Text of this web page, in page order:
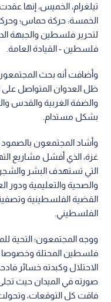
تيلغرام، الخميس، إنها
الخمسة: حركة حماس؛
لتحرير فلسطين والجبهة
فلسطين - القيادة العامة.
وأضافت أنه بحث
ظل العدوان المتواصل
والضفة الغربية والقدس
بشكل مستدام.
وأشاد المجتمعون
غزة، الذي أفشل مشاريع
‏التي تستهدف البشر
والصحية والتعليمية ودور
القضية الفلسطينية
الفلسطيني.
ووجه المجتمعون؛ التحية
فلسطين المحتلة
الاحتلال وكبدته خسائر
صورته في الميدان حيث
فاقت كل التوقعات،